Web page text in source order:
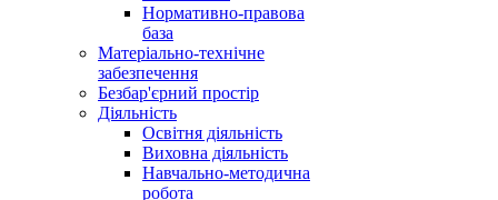
Нормативно-правова
база
Матеріально-технічне
забезпечення
Безбар'єрний простір
Діяльність
Освітня діяльність
Виховна діяльність
Навчально-методична
робота